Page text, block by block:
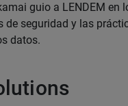
guio a LENDEM en
seguridad y las
datos.